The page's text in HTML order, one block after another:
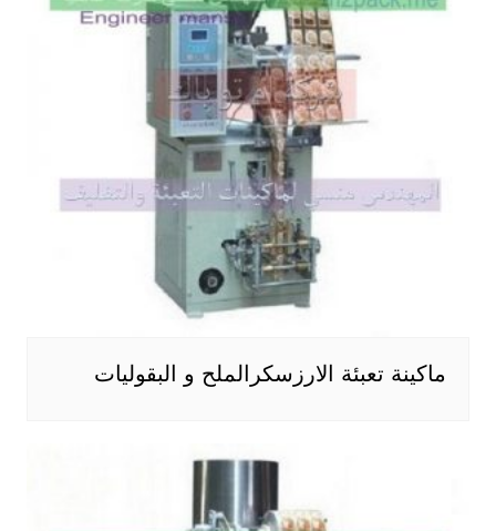
ماكينة تعبئة الارزسكرالملح و البقوليات